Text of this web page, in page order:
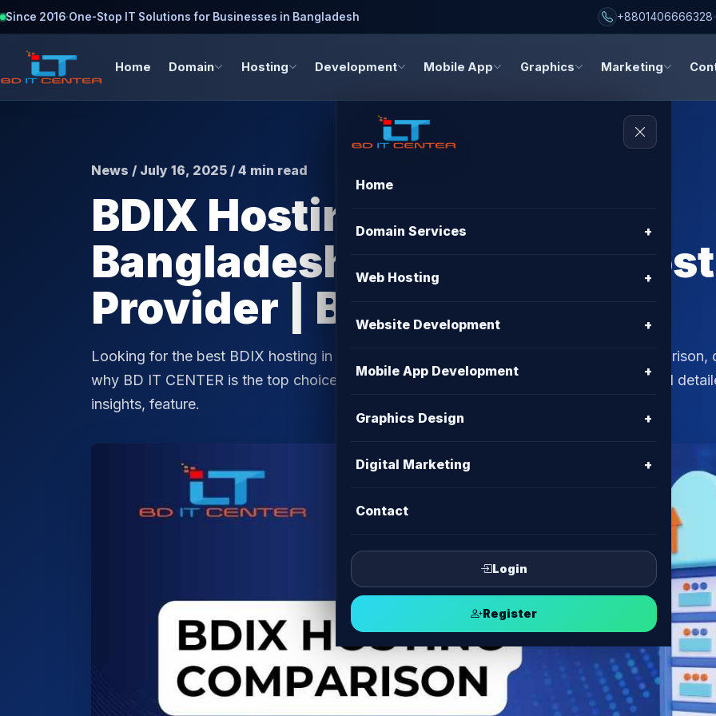
Since 2016·One-Stop IT Solutions for Businesses in Bangladesh +8801406666328
Home Domain Hosting Development Mobile App Graphics Marketing
Home
Domain Services +
Web Hosting +
Website Development +
Mobile App Development +
Graphics Design +
Digital Marketing +
Contact
Login
Register
News / July 16, 2025 / 4 min read
BDIX Hosting Comparison
Bangladesh – Best BDIX
Provider | BD IT CENTER
Looking for the best BDIX hosting in Bangladesh? Read our expert BDIX hosting comparison,
why BD IT CENTER is the top choice, and get answers to your BDIX hosting FAQs. Find
insights, feature.